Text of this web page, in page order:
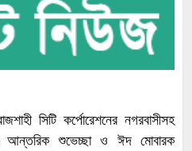
সিটি কর্পোরেশনের নগরবাসীসহ
আন্তরিক শুভেচ্ছা ও ঈদ মোবারক